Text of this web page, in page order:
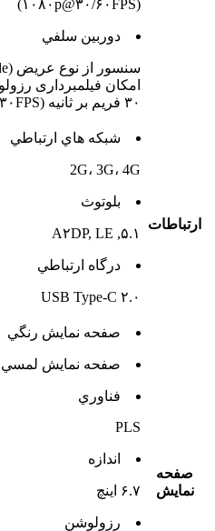
(۱۰۸۰p@۳۰/۶۰FPS)
دوربين سلفي
۳۰ فریم بر ثانیه (۱۰۸۰p@۳۰FPS)
ارتباطات
شبکه هاي ارتباطي
2G، 3G، 4G
بلوتوث
۵.۱, A۲DP, LE
درگاه ارتباطي
USB Type-C ۲.۰
صفحه
نمايش
صفحه نمايش رنگي
صفحه نمايش لمسي
فناوري
PLS
اندازه
۶.۷ اینچ
رزولوشن